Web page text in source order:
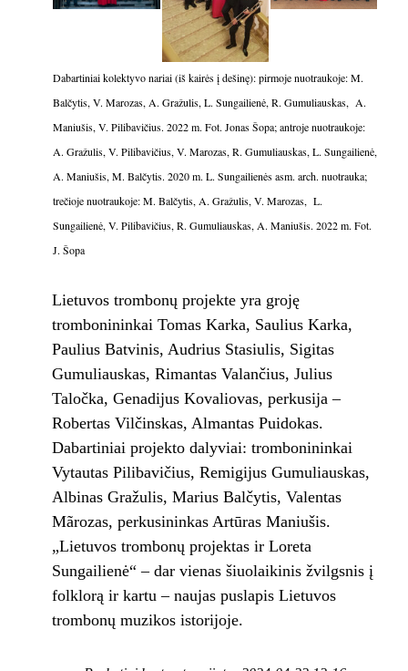
Dabartiniai kolektyvo nariai (iš kairės į dešinę): pirmoje nuotraukoje: M.
Balčytis, V. Marozas, A. Gražulis, L. Sungailienė, R. Gumuliauskas, A.
Maniušis, V. Pilibavičius. 2022 m. Fot. Jonas Šopa; antroje nuotraukoje:
A. Gražulis, V. Pilibavičius, V. Marozas, R. Gumuliauskas, L. Sungailienė,
A. Maniušis, M. Balčytis. 2020 m. L. Sungailienės asm. arch. nuotrauka;
trečioje nuotraukoje: M. Balčytis, A. Gražulis, V. Marozas, L.
Sungailienė, V. Pilibavičius, R. Gumuliauskas, A. Maniušis. 2022 m. Fot.
J. Šopa
Lietuvos trombonų projekte yra groję
trombonininkai Tomas Karka, Saulius Karka,
Paulius Batvinis, Audrius Stasiulis, Sigitas
Gumuliauskas, Rimantas Valančius, Julius
Taločka, Genadijus Kovaliovas, perkusija –
Robertas Vilčinskas, Almantas Puidokas.
Dabartiniai projekto dalyviai: trombonininkai
Vytautas Pilibavičius, Remigijus Gumuliauskas,
Albinas Gražulis, Marius Balčytis, Valentas
Mãrozas, perkusininkas Artūras Maniušis.
„Lietuvos trombonų projektas ir Loreta
Sungailienė“ – dar vienas šiuolaikinis žvilgsnis į
folklorą ir kartu – naujas puslapis Lietuvos
trombonų muzikos istorijoje.